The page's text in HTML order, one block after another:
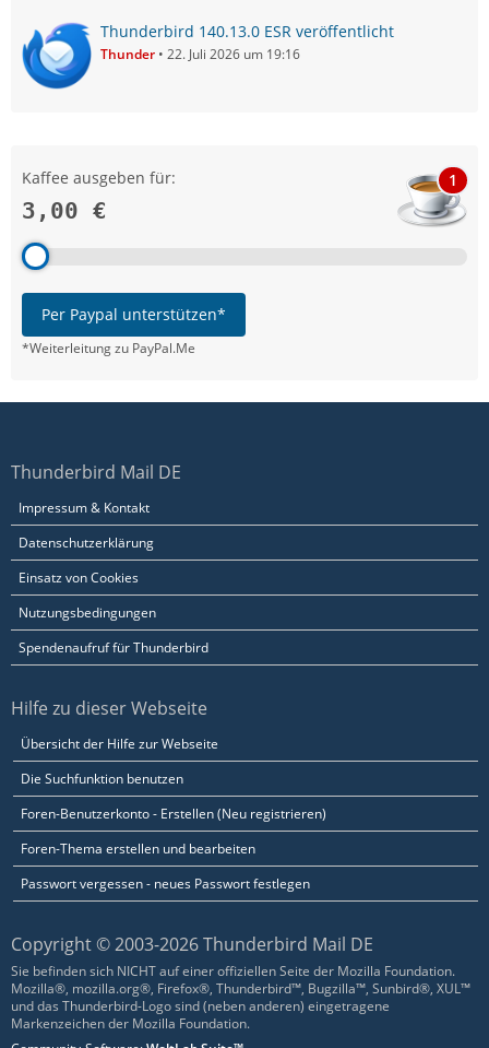
Thunderbird 140.13.0 ESR veröffentlicht
Thunder 22. Juli 2026 um 19:16
Kaffee ausgeben für:
3,00 €
1
Per Paypal unterstützen*
*Weiterleitung zu PayPal.Me
Thunderbird Mail DE
Impressum & Kontakt
Datenschutzerklärung
Einsatz von Cookies
Nutzungsbedingungen
Spendenaufruf für Thunderbird
Hilfe zu dieser Webseite
Übersicht der Hilfe zur Webseite
Die Suchfunktion benutzen
Foren-Benutzerkonto - Erstellen (Neu registrieren)
Foren-Thema erstellen und bearbeiten
Passwort vergessen - neues Passwort festlegen
Copyright © 2003-2026 Thunderbird Mail DE
Sie befinden sich NICHT auf einer offiziellen Seite der Mozilla Foundation.
Mozilla®, mozilla.org®, Firefox®, Thunderbird™, Bugzilla™, Sunbird®, XUL™
und das Thunderbird-Logo sind (neben anderen) eingetragene
Markenzeichen der Mozilla Foundation.